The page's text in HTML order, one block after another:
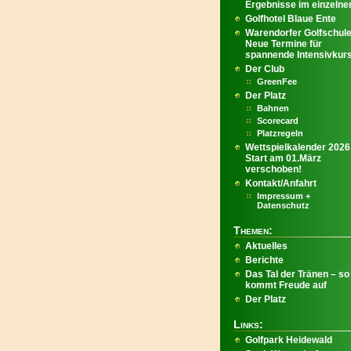
Ergebnisse im
Golfhotel Blaue Ente
Warendorfer
Neue Termine für
spannende
Der Club
GreenFee
Der Platz
Bahnen
Scorecard
Platzregeln
Wettspielkalender
Start am 01.März
verschoben!
Kontakt/Anfahrt
Impressum +
Datenschutz
Themen:
Aktuelles
Berichte
Das Tal der Tränen – so
kommt Freude auf
Der Platz
Links:
Golfpark Heidewald